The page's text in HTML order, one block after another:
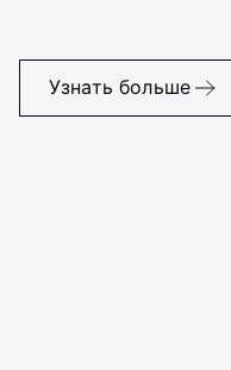
Узнать больше